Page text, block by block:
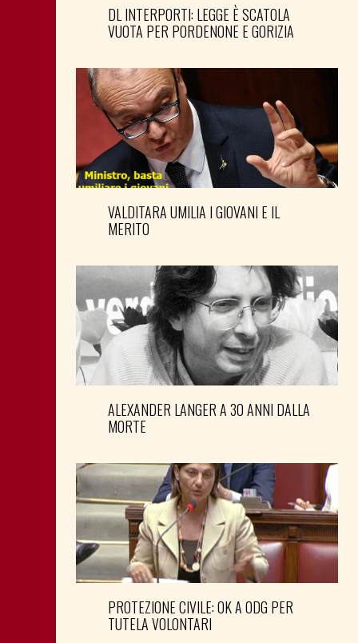
DL INTERPORTI: LEGGE È SCATOLA
VUOTA PER PORDENONE E GORIZIA
VALDITARA UMILIA I GIOVANI E IL
MERITO
ALEXANDER LANGER A 30 ANNI DALLA
MORTE
PROTEZIONE CIVILE: OK A ODG PER
TUTELA VOLONTARI